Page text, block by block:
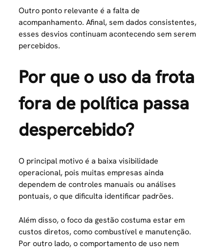
Outro ponto relevante é a falta de
acompanhamento. Afinal, sem dados consistentes,
esses desvios continuam acontecendo sem serem
percebidos.
Por que o uso da frota
fora de política passa
despercebido?
O principal motivo é a baixa visibilidade
operacional, pois muitas empresas ainda
dependem de controles manuais ou análises
pontuais, o que dificulta identificar padrões.
Além disso, o foco da gestão costuma estar em
custos diretos, como combustível e manutenção.
Por outro lado, o comportamento de uso nem